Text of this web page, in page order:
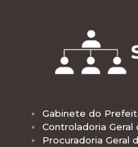
Gabinete do
Controladoria Geral
Procuradoria Geral